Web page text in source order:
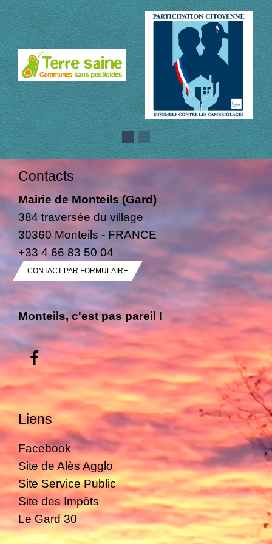
Contacts
Mairie de Monteils (Gard)
384 traversée du village
30360 Monteils - FRANCE
+33 4 66 83 50 04
CONTACT PAR FORMULAIRE
Monteils, c'est pas pareil !
Liens
Facebook
Site de Alès Agglo
Site Service Public
Site des Impôts
Le Gard 30